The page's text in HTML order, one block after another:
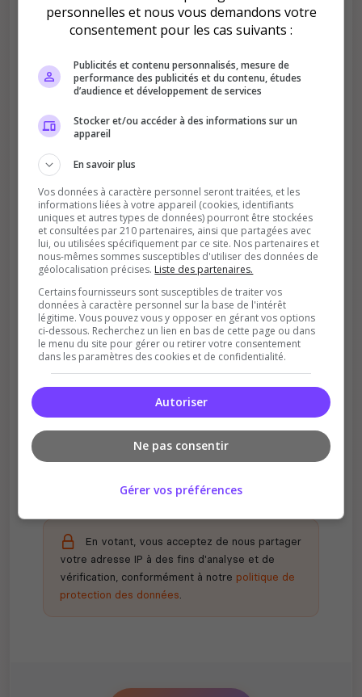
Améliore le classement
classement
Soutient la communauté
Récompenses possibles
Certains serveurs offrent des bonus aux
votants
En votant, vous acceptez de nous partager
votre adresse IP à des fins d'analyse et de
vérification, conformément à notre politique de
protection des données.
personnelles et nous vous demandons votre
consentement pour les cas suivants :
Publicités et contenu personnalisés, mesure de
performance des publicités et du contenu, études
d’audience et développement de services
Stocker et/ou accéder à des informations sur un
appareil
En savoir plus
Vos données à caractère personnel seront traitées, et les
informations liées à votre appareil (cookies, identifiants
uniques et autres types de données) pourront être stockées
et consultées par 210 partenaires, ainsi que partagées avec
lui, ou utilisées spécifiquement par ce site. Nos partenaires et
nous-mêmes sommes susceptibles d'utiliser des données de
géolocalisation précises. Liste des partenaires.
Certains fournisseurs sont susceptibles de traiter vos
données à caractère personnel sur la base de l'intérêt
légitime. Vous pouvez vous y opposer en gérant vos options
ci-dessous. Recherchez un lien en bas de cette page ou dans
le menu du site pour gérer ou retirer votre consentement
dans les paramètres des cookies et de confidentialité.
Autoriser
Ne pas consentir
Gérer vos préférences